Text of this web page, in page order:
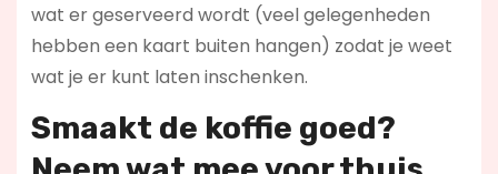
wat er geserveerd wordt (veel gelegenheden
hebben een kaart buiten hangen) zodat je weet
wat je er kunt laten inschenken.
Smaakt de koffie goed?